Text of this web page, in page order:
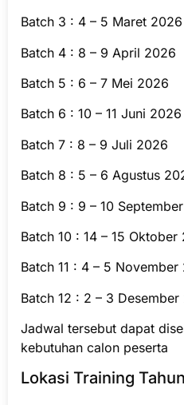
Batch 3 : 4 – 5 Maret 2026
Batch 4 : 8 – 9 April 2026
Batch 5 : 6 – 7 Mei 2026
Batch 6 : 10 – 11 Juni 2026
Batch 7 : 8 – 9 Juli 2026
Batch 8 : 5 – 6 Agustus
Batch 9 : 9 – 10
Batch 10 : 14 – 15 Oktober
Batch 11 : 4 – 5 November
Batch 12 : 2 – 3 Desember
Jadwal tersebut dapat
kebutuhan calon peserta
Lokasi Training